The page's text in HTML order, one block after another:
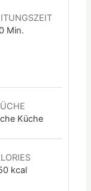
Min.
Küche
kcal